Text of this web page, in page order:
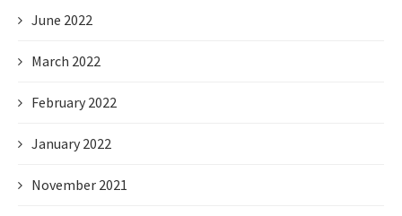
June 2022
March 2022
February 2022
January 2022
November 2021